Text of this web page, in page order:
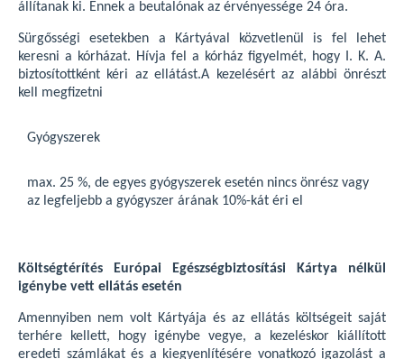
állítanak ki. Ennek a beutalónak az érvényessége 24 óra.
Sürgősségi esetekben a Kártyával közvetlenül is fel lehet
keresni a kórházat. Hívja fel a kórház figyelmét, hogy I. K. A.
biztosítottként kéri az ellátást.A kezelésért az alábbi önrészt
kell megfizetni
Gyógyszerek
max. 25 %, de egyes gyógyszerek esetén nincs önrész vagy
az legfeljebb a gyógyszer árának 10%-kát éri el
Költségtérítés Európai Egészségbiztosítási Kártya nélkül
igénybe vett ellátás esetén
Amennyiben nem volt Kártyája és az ellátás költségeit saját
terhére kellett, hogy igénybe vegye, a kezeléskor kiállított
eredeti számlákat és a kiegyenlítésére vonatkozó igazolást a